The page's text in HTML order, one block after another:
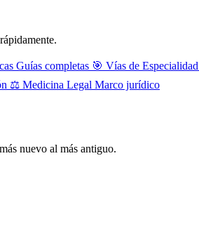
Guías completas 🎯 Vías de Especialidad
⚖️ Medicina Legal Marco jurídico
nuevo al más antiguo.